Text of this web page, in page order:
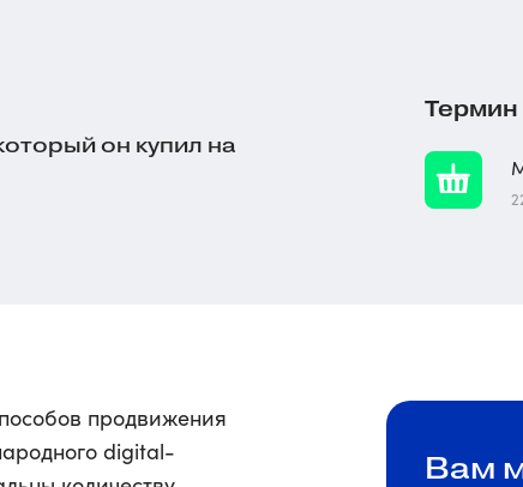
он купил на
Термин
продвижения
digital-
Вам